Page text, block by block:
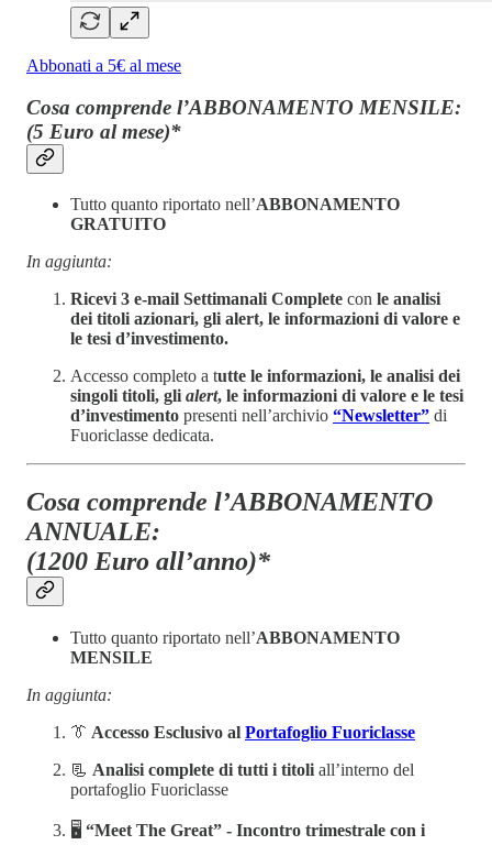
Abbonati a 5€ al mese
Cosa comprende l’ABBONAMENTO MENSILE:
(5 Euro al mese)*
Tutto quanto riportato nell’ABBONAMENTO
GRATUITO
In aggiunta:
Ricevi 3 e-mail Settimanali Complete con le analisi
dei titoli azionari, gli alert, le informazioni di valore e
le tesi d’investimento.
Accesso completo a tutte le informazioni, le analisi dei
singoli titoli, gli alert, le informazioni di valore e le tesi
d’investimento presenti nell’archivio “Newsletter” di
Fuoriclasse dedicata.
Cosa comprende l’ABBONAMENTO
ANNUALE:
(1200 Euro all’anno)*
Tutto quanto riportato nell’ABBONAMENTO
MENSILE
In aggiunta:
👔 Accesso Esclusivo al Portafoglio Fuoriclasse
📃 Analisi complete di tutti i titoli all’interno del
portafoglio Fuoriclasse
🖥️ “Meet The Great” - Incontro trimestrale con i